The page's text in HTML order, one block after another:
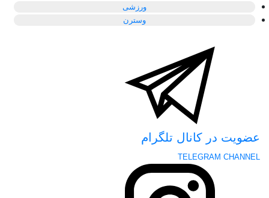
ورزشی
وسترن
عضویت در کانال تلگرام
TELEGRAM CHANNEL